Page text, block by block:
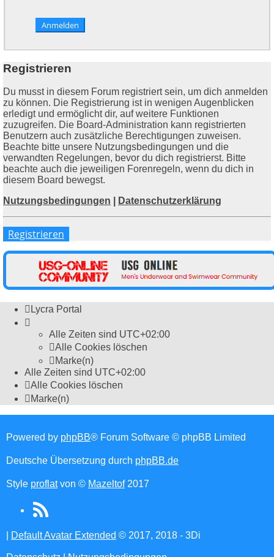
Registrieren
Du musst in diesem Forum registriert sein, um dich anmelden
zu können. Die Registrierung ist in wenigen Augenblicken
erledigt und ermöglicht dir, auf weitere Funktionen
zuzugreifen. Die Board-Administration kann registrierten
Benutzern auch zusätzliche Berechtigungen zuweisen.
Beachte bitte unsere Nutzungsbedingungen und die
verwandten Regelungen, bevor du dich registrierst. Bitte
beachte auch die jeweiligen Forenregeln, wenn du dich in
diesem Board bewegst.
Nutzungsbedingungen
Datenschutzerklärung
Registrieren
Lycra Portal
Alle Zeiten sind UTC+02:00
Alle Cookies löschen
Marke(n)
Alle Zeiten sind UTC+02:00
Alle Cookies löschen
Marke(n)
Powered by phpBB® Forum Software © phpBB Limited
Deutsche Übersetzung durch phpBB.de
Style proflatvon © Mazeltof2017
RSS
(Opens
Default Avatar Extended © 2017, 2018 - 3Di